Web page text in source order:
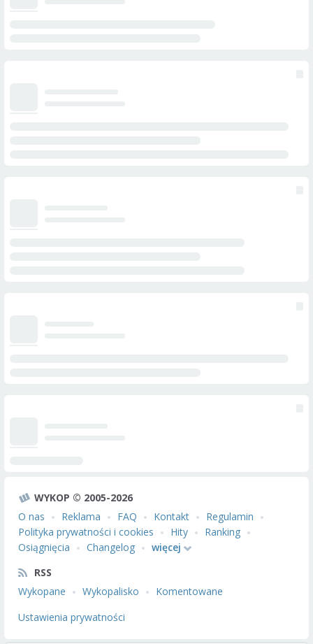
WYKOP © 2005-2026
O nas
Reklama FAQ Kontakt
Regulamin
Polityka prywatności i cookies
Hity
Ranking
Osiągnięcia
Changelog
więcej
RSS
Wykopane
Wykopalisko
Komentowane
Ustawienia prywatności